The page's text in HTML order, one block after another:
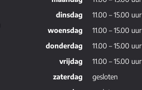
dinsdag
11.00 – 15.00 uur
woensdag
11.00 – 15.00 uur
donderdag
11.00 – 15.00 uur
vrijdag
11.00 – 15.00 uur
zaterdag
gesloten